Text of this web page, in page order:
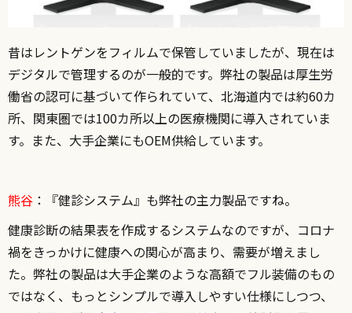
昔はレントゲンをフィルムで保管していましたが、現在は
デジタルで管理するのが一般的です。弊社の製品は厚生労
働省の認可に基づいて作られていて、北海道内では約60カ
所、関東圏では100カ所以上の医療機関に導入されていま
す。また、大手企業にもOEM供給しています。
熊谷 ：『健診システム』も弊社の主力製品ですね。
健康診断の結果表を作成するシステムなのですが、コロナ
禍をきっかけに健康への関心が高まり、需要が増えまし
た。弊社の製品は大手企業のような高額でフル装備のもの
ではなく、もっとシンプルで導入しやすい仕様にしつつ、